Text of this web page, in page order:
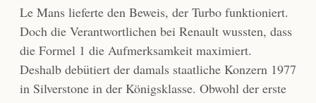
Le Mans lieferte den Beweis, der Turbo funktioniert.
Doch die Verantwortlichen bei Renault wussten, dass
die Formel 1 die Aufmerksamkeit maximiert.
Deshalb debütiert der damals staatliche Konzern 1977
in Silverstone in der Königsklasse. Obwohl der erste